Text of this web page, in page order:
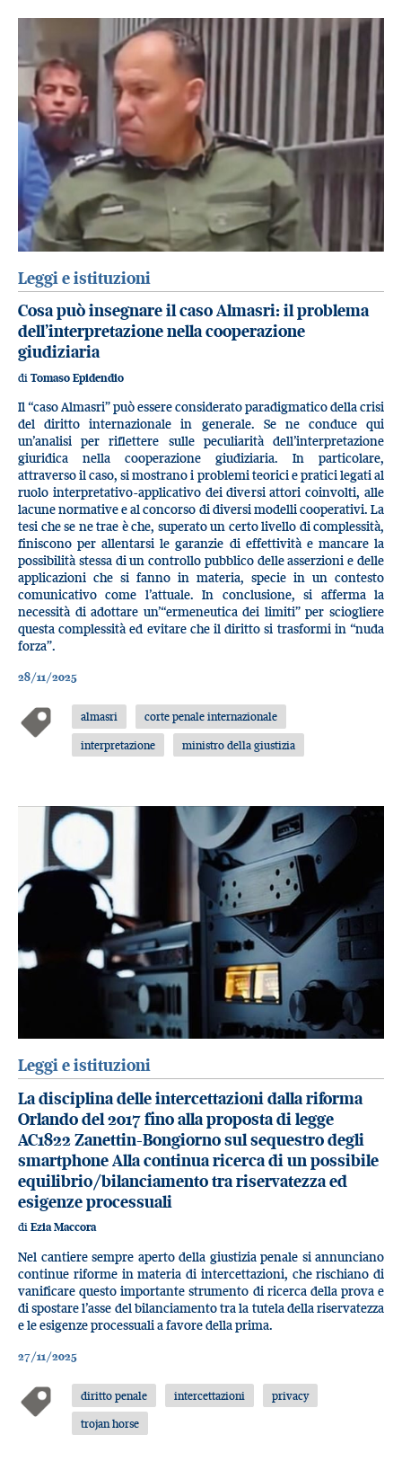
Leggi e istituzioni
Cosa può insegnare il caso Almasri: il problema
dell’interpretazione nella cooperazione
giudiziaria
di Tomaso Epidendio
Il “caso Almasri” può essere considerato paradigmatico della crisi
del diritto internazionale in generale. Se ne conduce qui
un’analisi per riflettere sulle peculiarità dell’interpretazione
giuridica nella cooperazione giudiziaria. In particolare,
attraverso il caso, si mostrano i problemi teorici e pratici legati al
ruolo interpretativo-applicativo dei diversi attori coinvolti, alle
lacune normative e al concorso di diversi modelli cooperativi. La
tesi che se ne trae è che, superato un certo livello di complessità,
finiscono per allentarsi le garanzie di effettività e mancare la
possibilità stessa di un controllo pubblico delle asserzioni e delle
applicazioni che si fanno in materia, specie in un contesto
comunicativo come l’attuale. In conclusione, si afferma la
necessità di adottare un’“ermeneutica dei limiti” per sciogliere
questa complessità ed evitare che il diritto si trasformi in “nuda
forza”.
28/11/2025
almasri
corte penale internazionale
interpretazione
ministro della giustizia
Leggi e istituzioni
La disciplina delle intercettazioni dalla riforma
Orlando del 2017 fino alla proposta di legge
AC1822 Zanettin-Bongiorno sul sequestro degli
smartphone Alla continua ricerca di un possibile
equilibrio/bilanciamento tra riservatezza ed
esigenze processuali
di Ezia Maccora
Nel cantiere sempre aperto della giustizia penale si annunciano
continue riforme in materia di intercettazioni, che rischiano di
vanificare questo importante strumento di ricerca della prova e
di spostare l’asse del bilanciamento tra la tutela della riservatezza
e le esigenze processuali a favore della prima.
27/11/2025
diritto penale intercettazioni
privacy
trojan horse